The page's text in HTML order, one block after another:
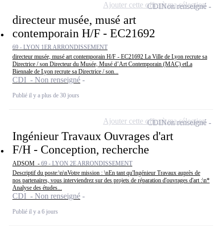
directeur musée, musé art
contemporain H/F - EC21692
69 - LYON 1ER ARRONDISSEMENT
directeur musée, musé art contemporain H/F - EC21692 La Ville de Lyon recrute sa
Directrice / son Directeur du Musée, Musé d’Art Contemporain (MAC) etLa
Biennale de Lyon recrute sa Directrice / son...
CDI - Non renseigné
Publié il y a plus de 30 jours
CDINon renseigné
Ajouter cette offre à ma sélection
Ingénieur Travaux Ouvrages d'art
F/H - Conception, recherche
ADSOM - 69 - LYON 2E ARRONDISSEMENT
Descriptif du poste:\n\nVotre mission : \nEn tant qu'Ingénieur Travaux auprès de
nos partenaires, vous interviendrez sur des projets de réparation d'ouvrages d'art :\n*
Analyse des études...
CDI - Non renseigné
Publié il y a 6 jours
CDINon renseigné
Ajouter cette offre à ma sélection